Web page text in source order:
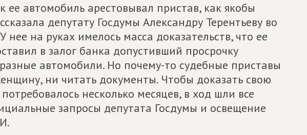
ее автомобиль арестовывал пристав, как якобы
депутату Госдумы Александру Терентьеву во
нее на руках имелось масса доказательств, что ее
в залог банка допустивший просрочку
автомобили. Но почему-то судебные приставы
ни читать документы. Чтобы доказать свою
несколько месяцев, в ход шли все
запросы депутата Госдумы и освещение